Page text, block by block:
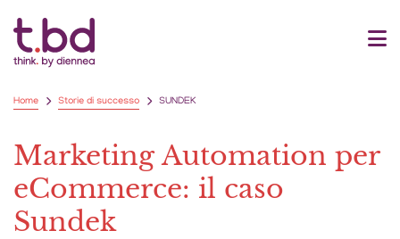
Home Storie di successo SUNDEK
Marketing Automation per
eCommerce: il caso
Sundek